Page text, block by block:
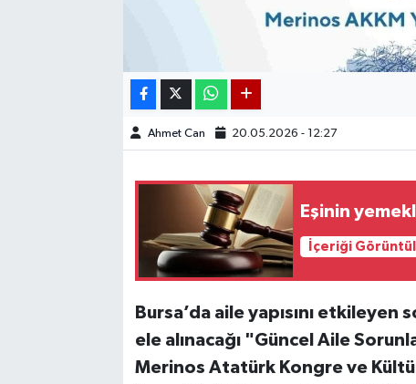
Ahmet Can 20.05.2026 - 12:27
Eşinin
İçeriği
Bursa’da aile yapısını
ele alınacağı "Güncel Aile
Merinos Atatürk Kongre ve